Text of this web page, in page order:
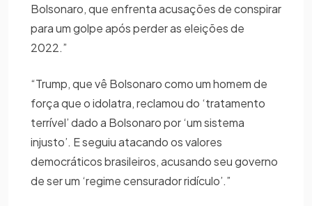
Bolsonaro, que enfrenta acusações de conspirar
para um golpe após perder as eleições de
2022.”
“Trump, que vê Bolsonaro como um homem de
força que o idolatra, reclamou do ‘tratamento
terrível’ dado a Bolsonaro por ‘um sistema
injusto’. E seguiu atacando os valores
democráticos brasileiros, acusando seu governo
de ser um ‘regime censurador ridículo’.”